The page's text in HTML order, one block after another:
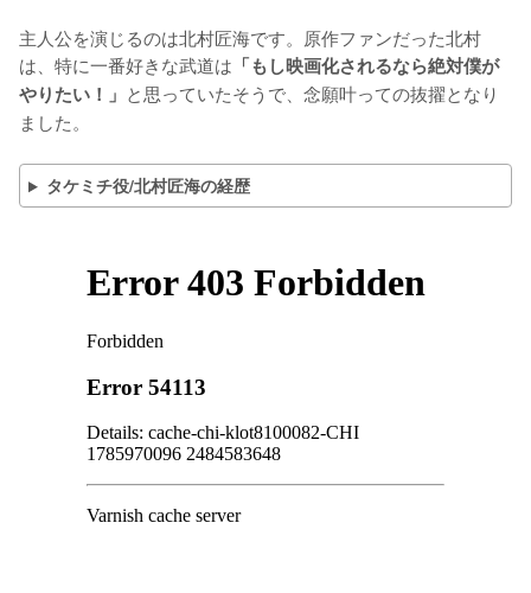
主人公を演じるのは北村匠海です。原作ファンだった北村
は、特に一番好きな武道は 「もし映画化されるなら絶対僕が
やりたい！」 と思っていたそうで、念願叶っての抜擢となり
ました。
タケミチ役/北村匠海の経歴